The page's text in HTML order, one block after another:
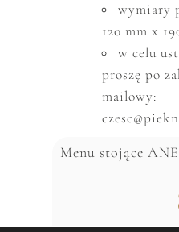
wymiary
120 mm x
w celu
proszę po
mailowy:
Menu stojące